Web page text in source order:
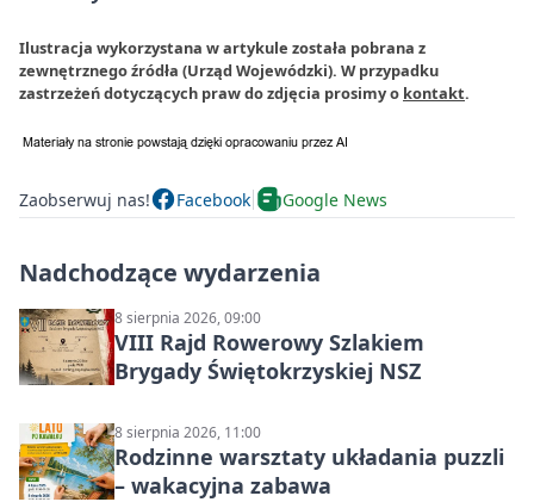
Ilustracja wykorzystana w artykule została pobrana z
zewnętrznego źródła (Urząd Wojewódzki). W przypadku
zastrzeżeń dotyczących praw do zdjęcia prosimy o kontakt.
Zaobserwuj nas! Facebook Google News
Nadchodzące wydarzenia
8 sierpnia 2026, 09:00
VIII Rajd Rowerowy Szlakiem
Brygady Świętokrzyskiej NSZ
8 sierpnia 2026, 11:00
Rodzinne warsztaty układania puzzli
– wakacyjna zabawa